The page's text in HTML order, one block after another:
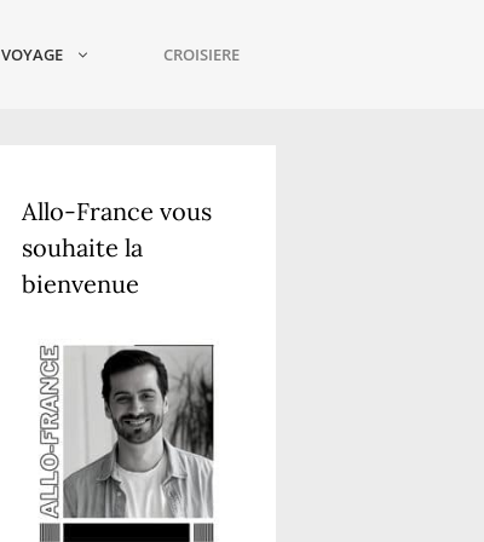
VOYAGE CROISIERE
Allo-France vous
souhaite la
bienvenue